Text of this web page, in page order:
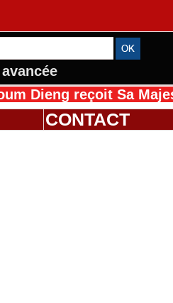
reçoit Sa Majesté
CONTACT